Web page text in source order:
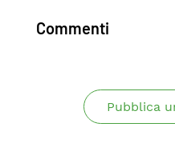
Commenti
Pubblica